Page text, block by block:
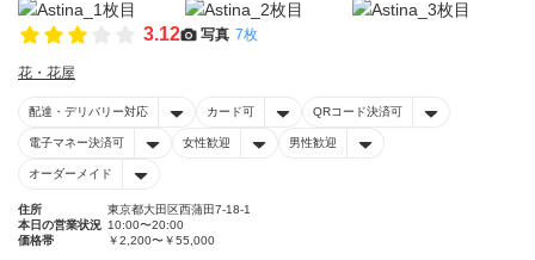
3.12 写真 7枚
花・花屋
配達・デリバリー対応 カード可 QRコード決済可
電子マネー決済可 女性歓迎 男性歓迎
オーダーメイド
住所
東京都大田区西蒲田7-18-1
本日の営業状況 10:00〜20:00
価格帯
￥2,200〜￥55,000